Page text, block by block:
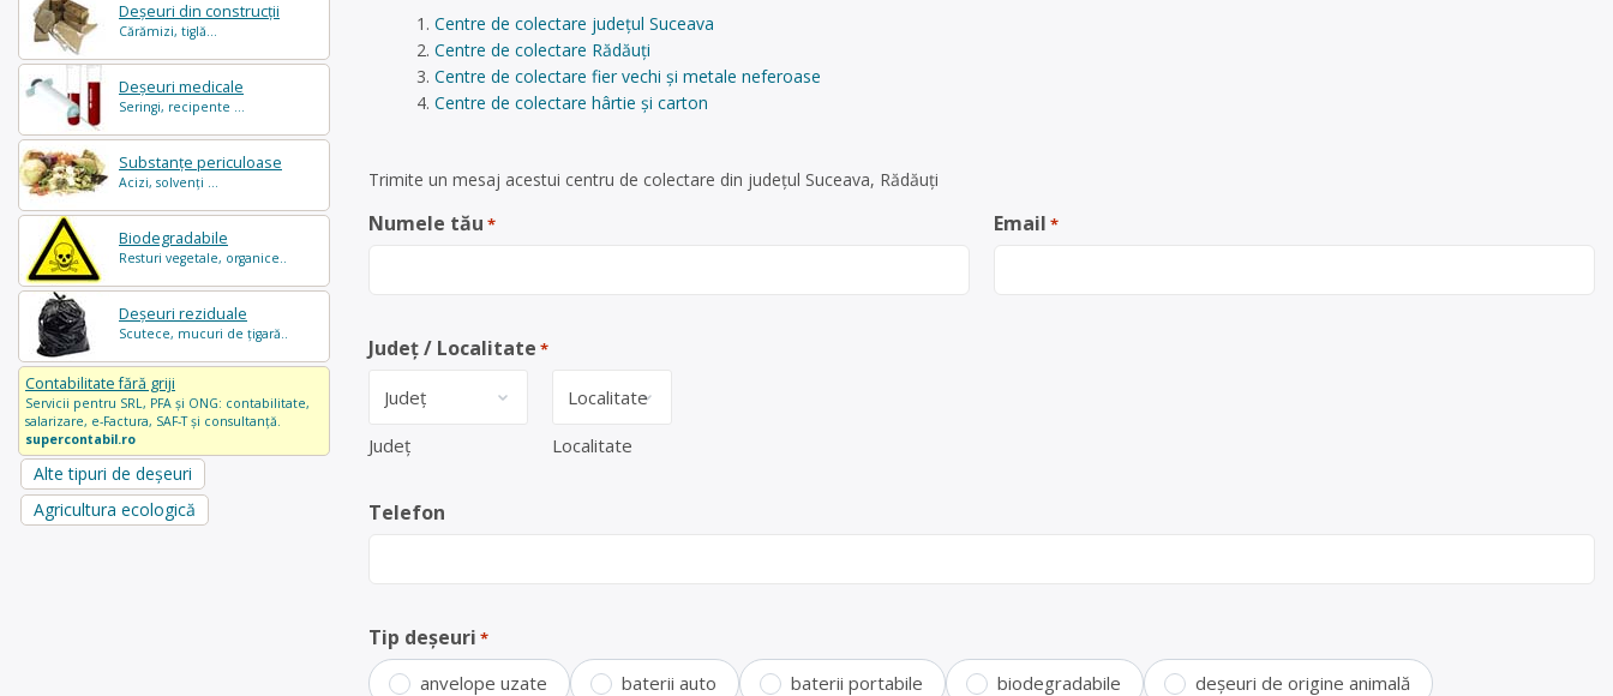
Deșeuri din construcții
Cărămizi, tiglă...
Deșeuri medicale
Seringi, recipente ...
Substanțe periculoase
Acizi, solvenți ...
Biodegradabile
Resturi vegetale, organice..
Deșeuri reziduale
Scutece, mucuri de țigară..
Contabilitate fără griji
Servicii pentru SRL, PFA și ONG: contabilitate,
salarizare, e-Factura, SAF-T și consultanță.
supercontabil.ro
Alte tipuri de deșeuri
Agricultura ecologică
Centre de colectare județul Suceava
Centre de colectare Rădăuți
Centre de colectare fier vechi și metale neferoase
Centre de colectare hârtie și carton
Trimite un mesaj acestui centru de colectare din județul Suceava, Rădăuți
Numele tău * Email *
Județ / Localitate *
Județ Localitate
Telefon
Tip deșeuri *
anvelope uzate baterii auto baterii portabile biodegradabile deșeuri de origine animală